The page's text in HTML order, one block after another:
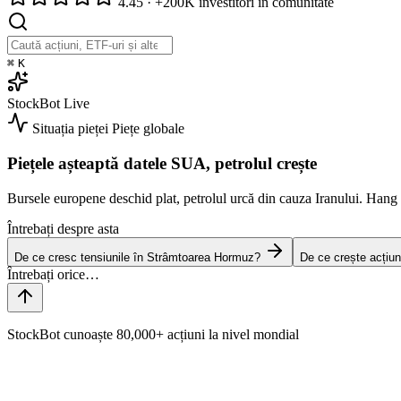
⌘ K
StockBot Live
Situația pieței Piețe globale
Piețele așteaptă datele SUA, petrolul crește
Bursele europene deschid plat, petrolul urcă din cauza Iranului.
Întrebați despre asta
De ce cresc tensiunile în Strâmtoarea Hormuz? De ce crește
StockBot cunoaște 80,000+ acțiuni la nivel mondial